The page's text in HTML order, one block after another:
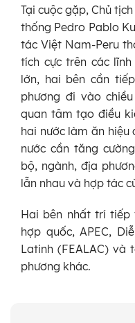
Tại cuộc gặp, Chủ
thống Pedro Pablo
tác Việt Nam-Peru
tích cực trên các
lớn, hai bên cần
phương đi vào
quan tâm tạo điều
hai nước làm ăn hiệu
nước cần tăng
bộ, ngành, địa
lẫn nhau và hợp tác
Hai bên nhất trí tiếp
hợp quốc, APEC,
Latinh (FEALAC) và
phương khác.